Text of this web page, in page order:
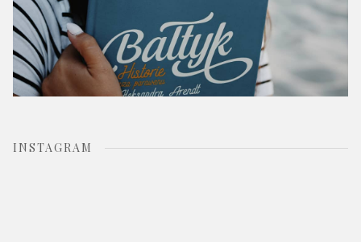
INSTAGRAM